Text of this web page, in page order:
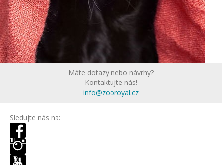
Máte dotazy nebo návrhy?
Kontaktujte nás!
info@zooroyal.cz
Sledujte nás na: